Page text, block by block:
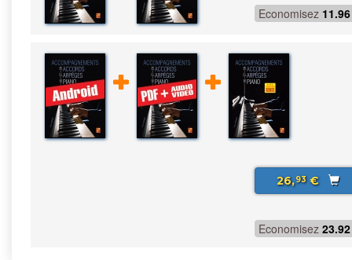
Economisez 11.96
26,93€
Economisez 23.92